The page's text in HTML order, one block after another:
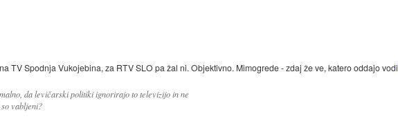
TV Spodnja Vukojebina, za RTV SLO pa žal ni. Objektivno. Mimogrede - zdaj že ve, katero oddajo vodi
da levičarski politiki ignorirajo to televizijo in ne
vabljeni?